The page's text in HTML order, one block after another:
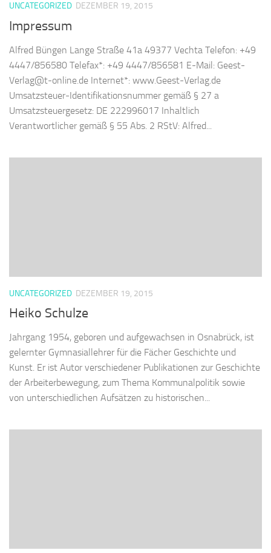
UNCATEGORIZED DEZEMBER 19, 2015
Impressum
Alfred Büngen Lange Straße 41a 49377 Vechta Telefon: +49
4447/856580 Telefax*: +49 4447/856581 E-Mail: Geest-
Verlag@t-online.de Internet*: www.Geest-Verlag.de
Umsatzsteuer-Identifikationsnummer gemäß § 27 a
Umsatzsteuergesetz: DE 222996017 Inhaltlich
Verantwortlicher gemäß § 55 Abs. 2 RStV: Alfred...
UNCATEGORIZED DEZEMBER 19, 2015
Heiko Schulze
Jahrgang 1954, geboren und aufgewachsen in Osnabrück, ist
gelernter Gymnasiallehrer für die Fächer Geschichte und
Kunst. Er ist Autor verschiedener Publikationen zur Geschichte
der Arbeiterbewegung, zum Thema Kommunalpolitik sowie
von unterschiedlichen Aufsätzen zu historischen...